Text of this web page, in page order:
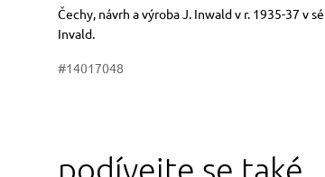
Rozměry
Stručný popis předmětu
Čechy, návrh a výroba J. Inwald v r. 1935-37 v
Invald.
#14017048
podívejte se také